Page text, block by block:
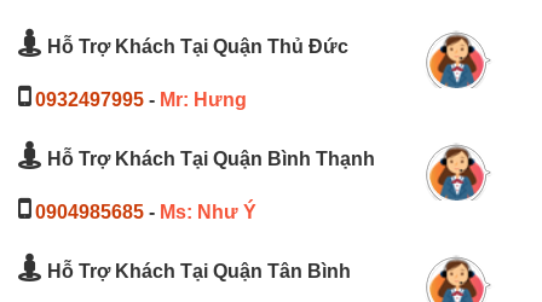
Hỗ Trợ Khách Tại Quận Thủ Đức
0932497995 - Mr: Hưng
Hỗ Trợ Khách Tại Quận Bình Thạnh
0904985685 - Ms: Như Ý
Hỗ Trợ Khách Tại Quận Tân Bình